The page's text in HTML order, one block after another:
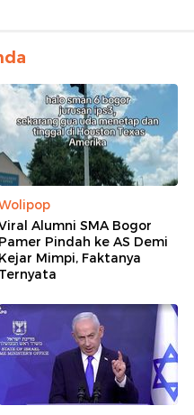
Alumni SMA Bogor
Pamer Pindah ke AS Demi
Kejar Mimpi, Faktanya
Ternyata